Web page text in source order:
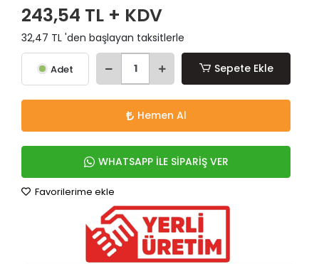
243,54 TL + KDV
32,47 TL 'den başlayan taksitlerle
Adet Sepete Ekle
Hemen Al
WHATSAPP İLE SİPARİŞ VER
Favorilerime ekle